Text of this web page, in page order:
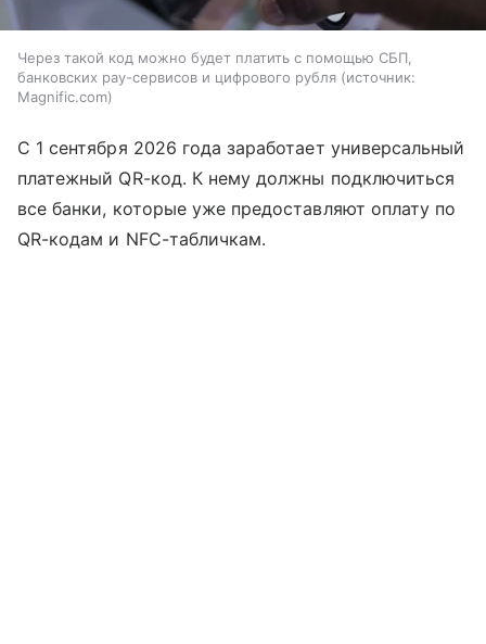
Через такой код можно будет платить с помощью СБП,
банковских pay-сервисов и цифрового рубля
источник:
Magnific.com
С 1 сентября 2026 года заработает универсальный
платежный QR-код. К нему должны подключиться
все банки, которые уже предоставляют оплату по
QR-кодам и NFC-табличкам.